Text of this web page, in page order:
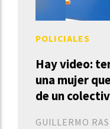
Hay video:
una mujer
de un
GUILLERMO
POLICIALES